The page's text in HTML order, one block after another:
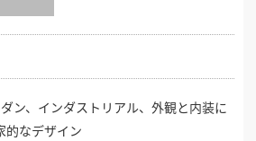
ーター
計・施工会社様へ
ン、インダストリアル、外観と内装に
的なデザイン